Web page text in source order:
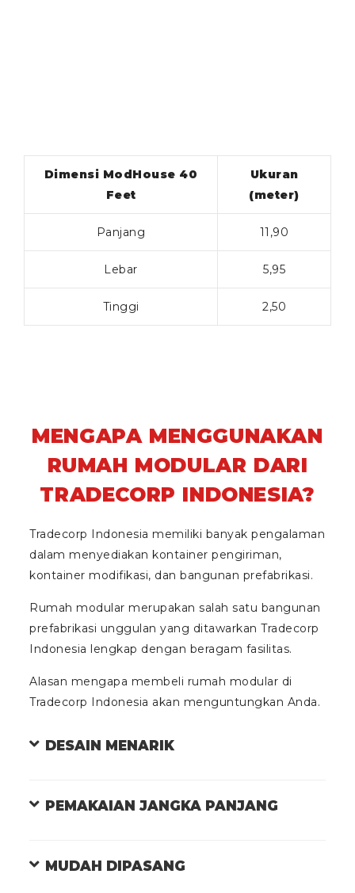
Dimensi ModHouse 40
Feet
Ukuran
(meter)
Panjang 11,90
Lebar 5,95
Tinggi 2,50
MENGAPA MENGGUNAKAN
RUMAH MODULAR DARI
TRADECORP INDONESIA?
Tradecorp Indonesia memiliki banyak pengalaman
dalam menyediakan kontainer pengiriman,
kontainer modifikasi, dan bangunan prefabrikasi.
Rumah modular merupakan salah satu bangunan
prefabrikasi unggulan yang ditawarkan Tradecorp
Indonesia lengkap dengan beragam fasilitas.
Alasan mengapa membeli rumah modular di
Tradecorp Indonesia akan menguntungkan Anda.
DESAIN MENARIK
PEMAKAIAN JANGKA PANJANG
MUDAH DIPASANG